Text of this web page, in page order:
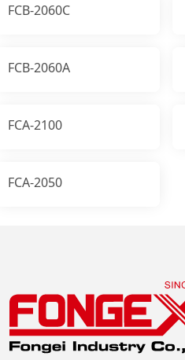
FCB-2060C
FCB-2060A
FCA-2100
FCA-2050